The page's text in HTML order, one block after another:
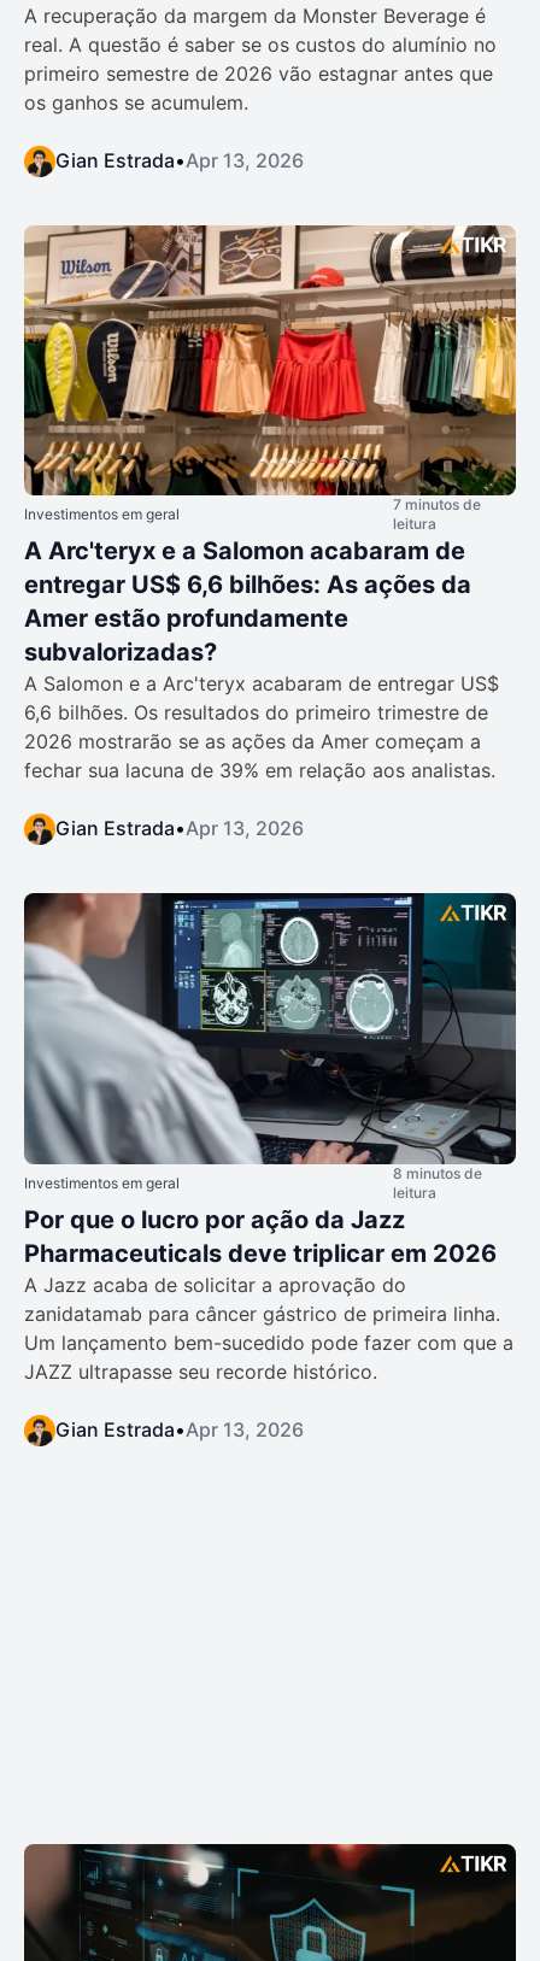
A recuperação da margem da Monster Beverage é
real. A questão é saber se os custos do alumínio no
primeiro semestre de 2026 vão estagnar antes que
os ganhos se acumulem.
Gian Estrada•Apr 13, 2026
Investimentos em geral
7 minutos de
leitura
A Arc'teryx e a Salomon acabaram de
entregar US$ 6,6 bilhões: As ações da
Amer estão profundamente
subvalorizadas?
A Salomon e a Arc'teryx acabaram de entregar US$
6,6 bilhões. Os resultados do primeiro trimestre de
2026 mostrarão se as ações da Amer começam a
fechar sua lacuna de 39% em relação aos analistas.
Gian Estrada•Apr 13, 2026
Investimentos em geral
8 minutos de
leitura
Por que o lucro por ação da Jazz
Pharmaceuticals deve triplicar em 2026
A Jazz acaba de solicitar a aprovação do
zanidatamab para câncer gástrico de primeira linha.
Um lançamento bem-sucedido pode fazer com que a
JAZZ ultrapasse seu recorde histórico.
Gian Estrada•Apr 13, 2026